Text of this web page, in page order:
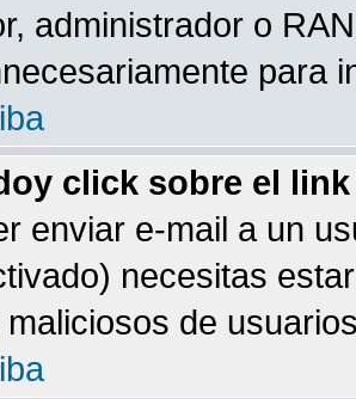
administrador o
para
click sobre el
enviar e-mail a un
necesitas
de